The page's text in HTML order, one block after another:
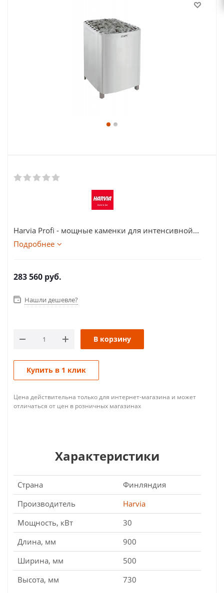
Harvia Profi - мощные каменки для интенсивной...
Подробнее
283 560 руб.
Нашли дешевле?
В корзину
Купить в 1 клик
Цена действительна только для интернет-магазина и может
отличаться от цен в розничных магазинах
Характеристики
Страна
Финляндия
Производитель
Harvia
Мощность, кВт
30
Длина, мм
900
Ширина, мм
500
Высота, мм
730